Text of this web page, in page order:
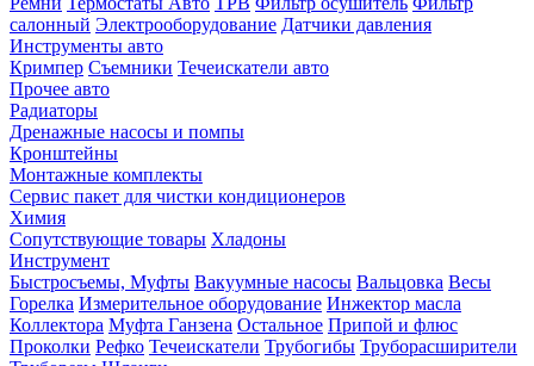
салонный Электрооборудование Датчики давления
Инструменты авто
Кримпер Съемники Течеискатели авто
Прочее авто
Радиаторы
Дренажные насосы и помпы
Кронштейны
Монтажные комплекты
Сервис пакет для чистки кондиционеров
Химия
Сопутствующие товары Хладоны
Инструмент
Быстросъемы, Муфты Вакуумные насосы Вальцовка Весы
Горелка Измерительное оборудование Инжектор масла
Коллектора Муфта Ганзена Остальное Припой и флюс
Проколки Рефко Течеискатели Трубогибы Труборасширители